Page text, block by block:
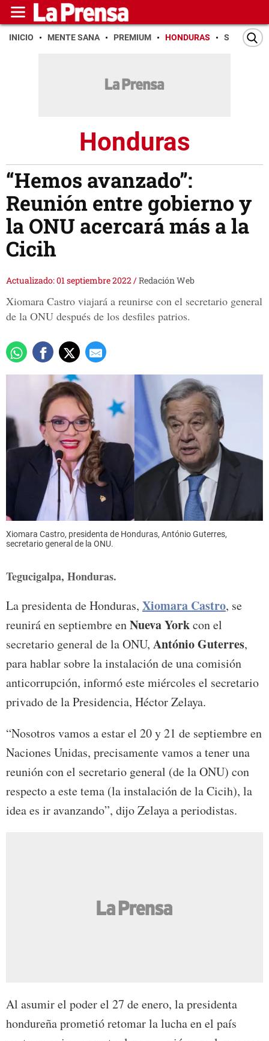
INICIO MENTE SANA PREMIUM HONDURAS SAN PEDRO
Honduras
“Hemos avanzado”:
Reunión entre gobierno y
la ONU acercará más a la
Cicih
Actualizado: 01 septiembre 2022/Redación Web
Xiomara Castro viajará a reunirse con el secretario general
de la ONU después de los desfiles patrios.
Xiomara Castro, presidenta de Honduras, António Guterres,
secretario general de la ONU.
Tegucigalpa, Honduras.
La presidenta de Honduras, Xiomara Castro, se
reunirá en septiembre enNueva Yorkcon el
secretario general de la ONU, António Guterres,
para hablar sobre la instalación de una comisión
anticorrupción, informó este miércoles el secretario
privado de la Presidencia, Héctor Zelaya.
“Nosotros vamos a estar el 20 y 21 de septiembre en
Naciones Unidas, precisamente vamos a tener una
reunión con el secretario general (de la ONU) con
respecto a este tema (la instalación de la Cicih), la
idea es ir avanzando”, dijo Zelaya a periodistas.
Al asumir el poder el 27 de enero, la presidenta
hondureña prometió retomar la lucha en el país